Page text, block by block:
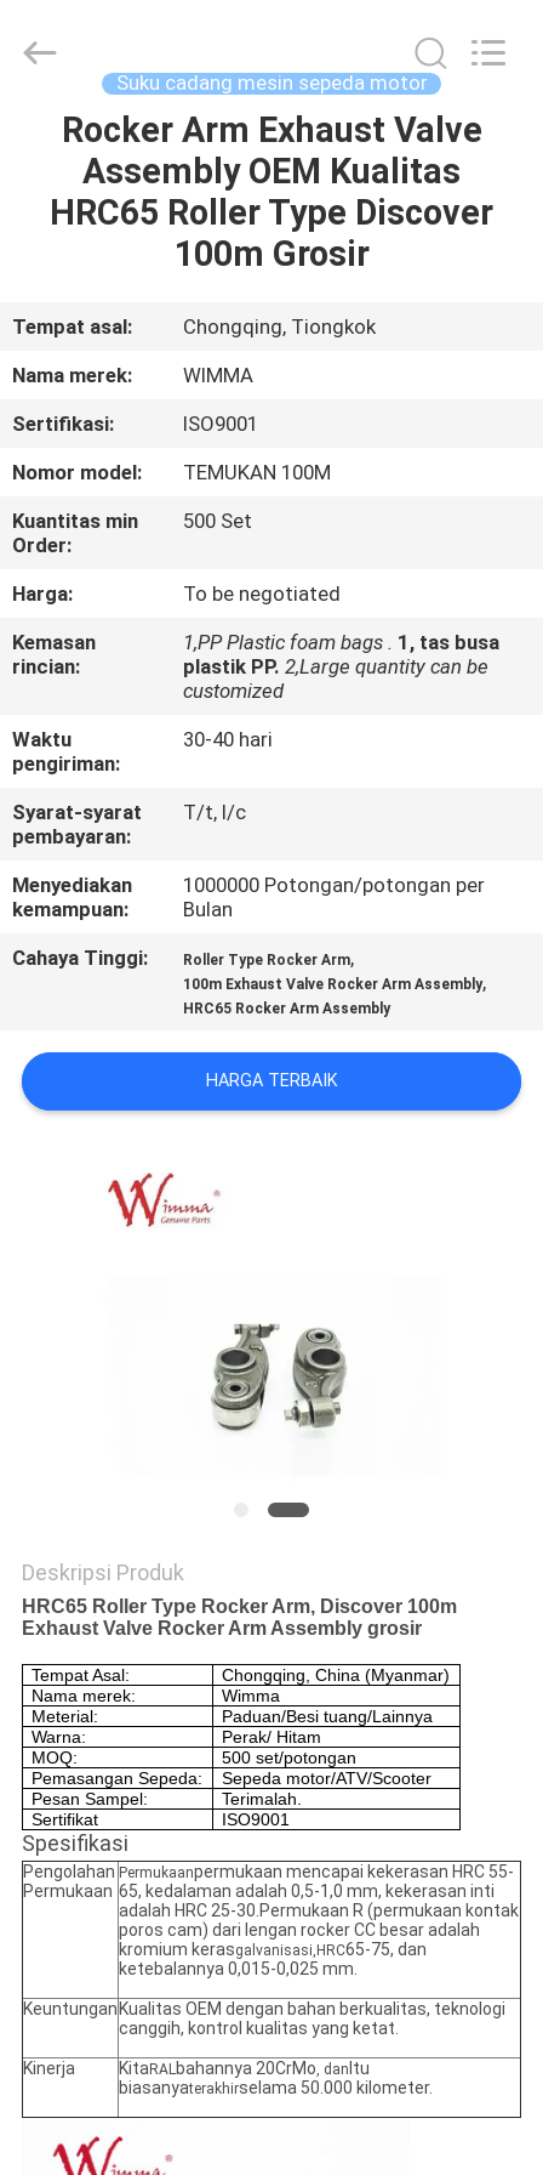
RUMAH
PRODUK
TENTANG
TUR
PABRIK
KONTROL
KUALITAS
MINTA
KUTIPAN
PETA
SITUS
PRIBADI
Spare
Parts
Suku cadang mesin sepeda motor
Rocker Arm Exhaust Valve
Assembly OEM Kualitas
HRC65 Roller Type Discover
100m Grosir
Tempat asal:
Chongqing, Tiongkok
Nama merek:
WIMMA
Sertifikasi:
ISO9001
Nomor model:
TEMUKAN 100M
Kuantitas min
Order:
500 Set
Harga:
To be negotiated
Kemasan
rincian:
1,PP Plastic foam bags . 1, tas busa
plastik PP. 2,Large quantity can be
customized
Waktu
pengiriman:
30-40 hari
Syarat-syarat
pembayaran:
T/t, l/c
Menyediakan
kemampuan:
1000000 Potongan/potongan per
Bulan
Cahaya Tinggi:
Roller Type Rocker Arm,
100m Exhaust Valve Rocker Arm Assembly,
HRC65 Rocker Arm Assembly
HARGA TERBAIK
Deskripsi Produk
HRC65 Roller Type Rocker Arm, Discover 100m
Exhaust Valve Rocker Arm Assembly grosir
Tempat Asal:
Chongqing, China (Myanmar)
Nama merek:
Wimma
Meterial:
Paduan/Besi tuang/Lainnya
Warna:
Perak/ Hitam
MOQ:
500 set/potongan
Pemasangan Sepeda:
Sepeda motor/ATV/Scooter
Pesan Sampel:
Terimalah.
Sertifikat
ISO9001
Spesifikasi
Pengolahan
Permukaan
Permukaanpermukaan mencapai kekerasan HRC 55-
65, kedalaman adalah 0,5-1,0 mm, kekerasan inti
adalah HRC 25-30.Permukaan R (permukaan kontak
poros cam) dari lengan rocker CC besar adalah
kromium kerasgalvanisasi,HRC65-75, dan
ketebalannya 0,015-0,025 mm.
Keuntungan Kualitas OEM dengan bahan berkualitas, teknologi
canggih, kontrol kualitas yang ketat.
Kinerja KitaRALbahannya 20CrMo, dan Itu
biasanyaterakhirselama 50.000 kilometer.